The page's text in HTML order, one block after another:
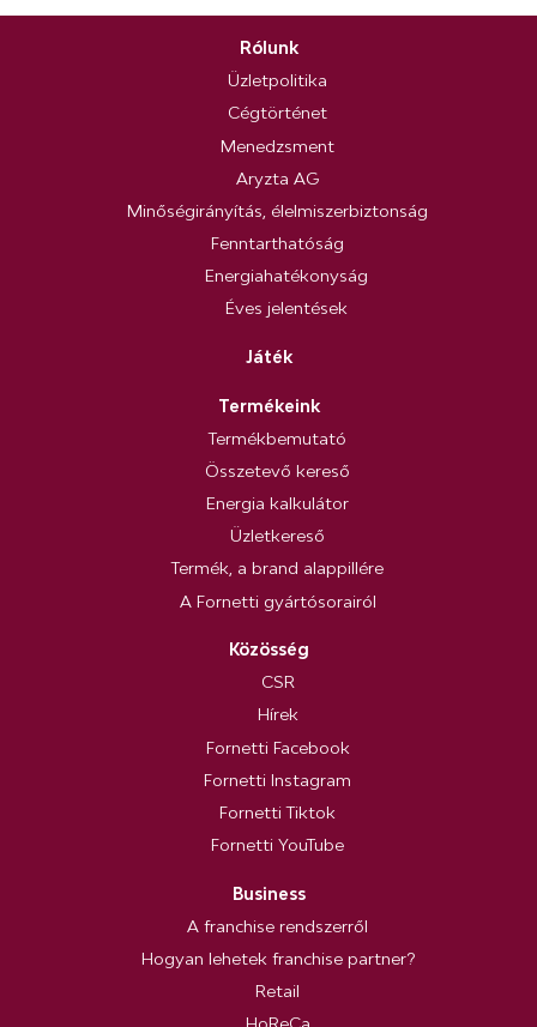
Rólunk
Üzletpolitika
Cégtörténet
Menedzsment
Aryzta AG
Minőségirányítás, élelmiszerbiztonság
Fenntarthatóság
Energiahatékonyság
Éves jelentések
Játék
Termékeink
Termékbemutató
Összetevő kereső
Energia kalkulátor
Üzletkereső
Termék, a brand alappillére
A Fornetti gyártósorairól
Közösség
CSR
Hírek
Fornetti Facebook
Fornetti Instagram
Fornetti Tiktok
Fornetti YouTube
Business
A franchise rendszerről
Hogyan lehetek franchise partner?
Retail